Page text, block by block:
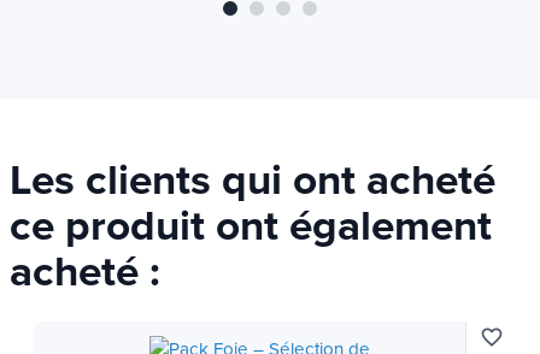
respect des normes de
Les clients qui ont acheté
ce produit ont également
acheté :
favorite_border